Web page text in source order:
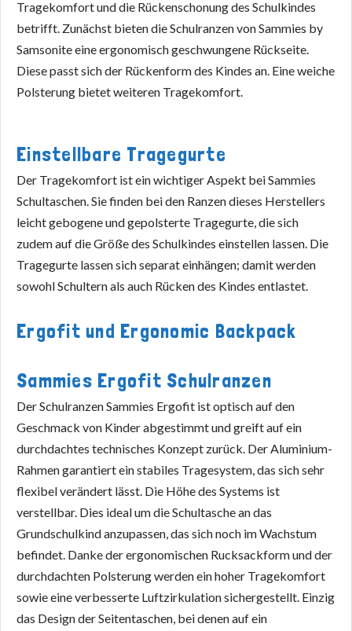
Tragekomfort und die Rückenschonung des Schulkindes
betrifft. Zunächst bieten die Schulranzen von Sammies by
Samsonite eine ergonomisch geschwungene Rückseite.
Diese passt sich der Rückenform des Kindes an. Eine weiche
Polsterung bietet weiteren Tragekomfort.
Einstellbare Tragegurte
Der Tragekomfort ist ein wichtiger Aspekt bei Sammies
Schultaschen. Sie finden bei den Ranzen dieses Herstellers
leicht gebogene und gepolsterte Tragegurte, die sich
zudem auf die Größe des Schulkindes einstellen lassen. Die
Tragegurte lassen sich separat einhängen; damit werden
sowohl Schultern als auch Rücken des Kindes entlastet.
Ergofit und Ergonomic Backpack
Sammies Ergofit Schulranzen
Der Schulranzen Sammies Ergofit ist optisch auf den
Geschmack von Kinder abgestimmt und greift auf ein
durchdachtes technisches Konzept zurück. Der Aluminium-
Rahmen garantiert ein stabiles Tragesystem, das sich sehr
flexibel verändert lässt. Die Höhe des Systems ist
verstellbar. Dies ideal um die Schultasche an das
Grundschulkind anzupassen, das sich noch im Wachstum
befindet. Danke der ergonomischen Rucksackform und der
durchdachten Polsterung werden ein hoher Tragekomfort
sowie eine verbesserte Luftzirkulation sichergestellt. Einzig
das Design der Seitentaschen, bei denen auf ein